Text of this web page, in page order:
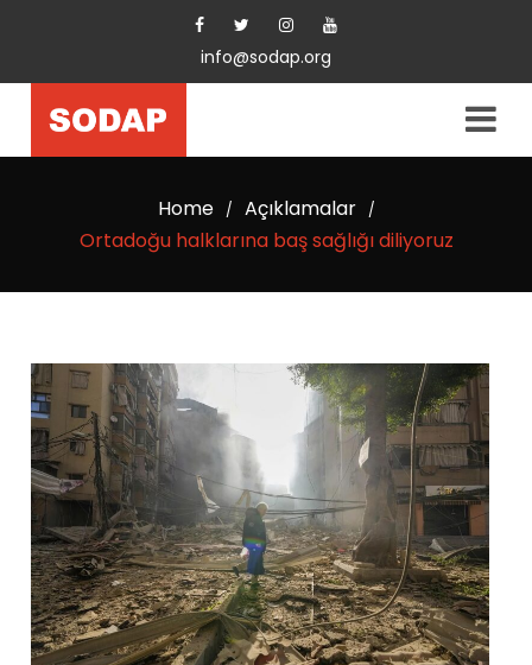
info@sodap.org
Home / Açıklamalar /
Ortadoğu halklarına baş sağlığı diliyoruz